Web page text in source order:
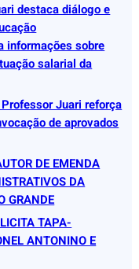
destaca diálogo e
informações sobre
salarial da
Juari reforça
de aprovados
DE EMENDA
DA
GRANDE
TAPA-
ANTONINO E